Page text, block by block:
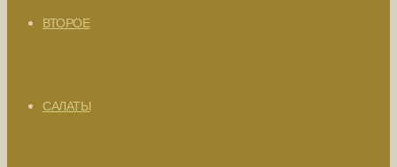
ВТОРОЕ
САЛАТЫ